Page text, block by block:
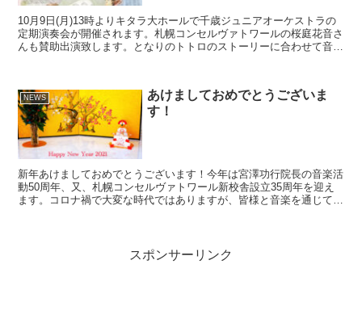
10月9日(月)13時よりキタラ大ホールで千歳ジュニアオーケストラの
定期演奏会が開催されます。札幌コンセルヴァトワールの桜庭花音さ
んも賛助出演致します。となりのトトロのストーリーに合わせて音楽
NEWS
あけましておめでとうございま
す！
新年あけましておめでとうございます！今年は宮澤功行院長の音楽活
動50周年、又、札幌コンセルヴァトワール新校舎設立35周年を迎え
ます。コロナ禍で大変な時代ではありますが、皆様と音楽を通じて喜
スポンサーリンク